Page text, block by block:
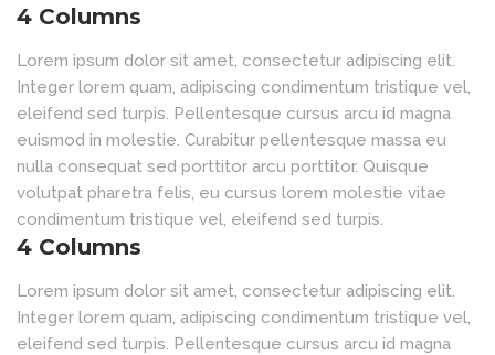
4 Columns
Lorem ipsum dolor sit amet, consectetur adipiscing elit.
Integer lorem quam, adipiscing condimentum tristique vel,
eleifend sed turpis. Pellentesque cursus arcu id magna
euismod in molestie. Curabitur pellentesque massa eu
nulla consequat sed porttitor arcu porttitor. Quisque
volutpat pharetra felis, eu cursus lorem molestie vitae
condimentum tristique vel, eleifend sed turpis.
4 Columns
Lorem ipsum dolor sit amet, consectetur adipiscing elit.
Integer lorem quam, adipiscing condimentum tristique vel,
eleifend sed turpis. Pellentesque cursus arcu id magna